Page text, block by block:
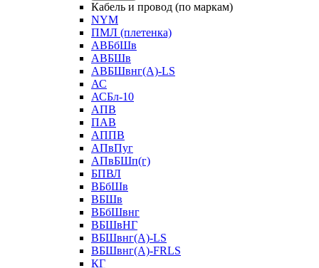
Кабель и провод (по маркам)
NYM
ПМЛ (плетенка)
АВБбШв
АВБШв
АВБШвнг(А)-LS
АС
АСБл-10
АПВ
ПАВ
АППВ
АПвПуг
АПвБШп(г)
БПВЛ
ВБбШв
ВБШв
ВБбШвнг
ВБШвНГ
ВБШвнг(А)-LS
ВБШвнг(А)-FRLS
КГ